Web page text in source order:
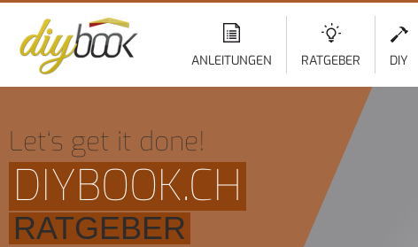
ANLEITUNGEN RATGEBER DIY
Let‘s get it done!
DIYBOOK.CH
RATGEBER